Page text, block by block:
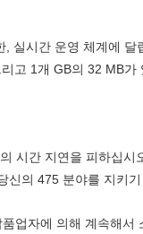
실시간 운영 체계에 달
고 1개 GB의 32 MB가
시간 지연을 피하십시
신의 475 분야를 지키기
업자에 의해 계속해서